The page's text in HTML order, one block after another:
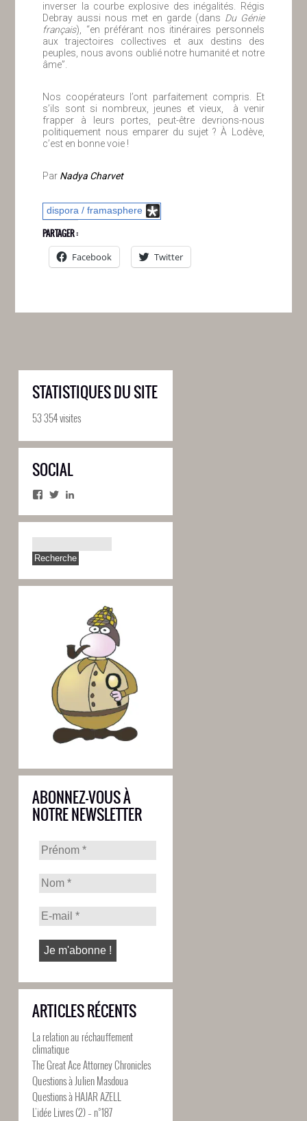
inverser la courbe explosive des inégalités. Régis
Debray aussi nous met en garde (dans Du Génie
français), “en préférant nos itinéraires personnels
aux trajectoires collectives et aux destins des
peuples, nous avons oublié notre humanité et notre
âme”.
Nos coopérateurs l’ont parfaitement compris. Et
s’ils sont si nombreux, jeunes et vieux, à venir
frapper à leurs portes, peut-être devrions-nous
politiquement nous emparer du sujet ? À Lodève,
c’est en bonne voie !
Par Nadya Charvet
dispora / framasphere
PARTAGER :
Facebook
Twitter
STATISTIQUES DU SITE
53 354 visites
SOCIAL
Facebook
Twitter
ABONNEZ-VOUS À
NOTRE NEWSLETTER
ARTICLES RÉCENTS
La relation au réchauffement
climatique
The Great Ace Attorney Chronicles
Questions à Julien Masdoua
Questions à HAJAR AZELL
L’idée Livres (2) – n°187